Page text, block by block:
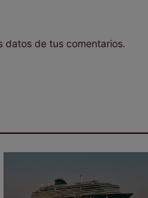
datos de tus comentarios.